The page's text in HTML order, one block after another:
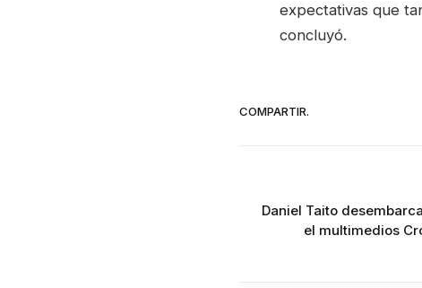
expectativas que
concluyó.
COMPARTIR.
Daniel Taito
el multimedios